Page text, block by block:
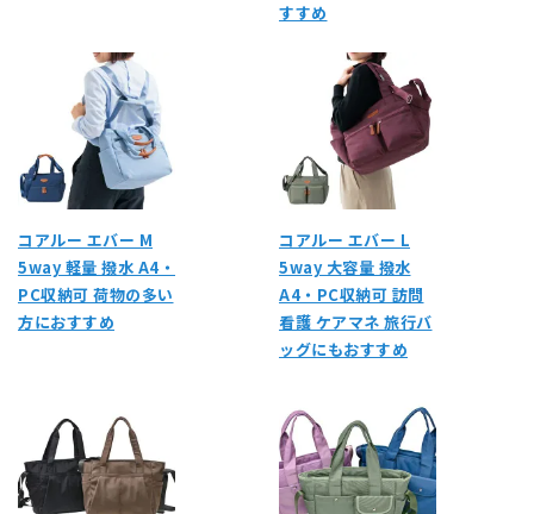
すすめ
コアルー エバー M
5way 軽量 撥水 A4・
PC収納可 荷物の多い
方におすすめ
コアルー エバー L
5way 大容量 撥水
A4・PC収納可 訪問
看護 ケアマネ 旅行バ
ッグにもおすすめ